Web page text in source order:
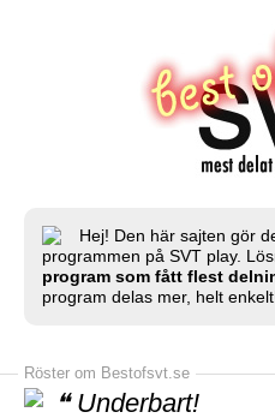
Hej! Den här sajten gör
programmen på SVT play.
program som fått flest
program delas mer, helt
Röster om Bestofsvt.se
❝ Underbart!